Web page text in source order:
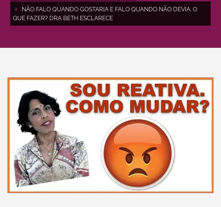
NÃO FALO QUANDO GOSTARIA E FALO QUANDO NÃO DEVIA. O
QUE FAZER? DRA BETH ESCLARECE